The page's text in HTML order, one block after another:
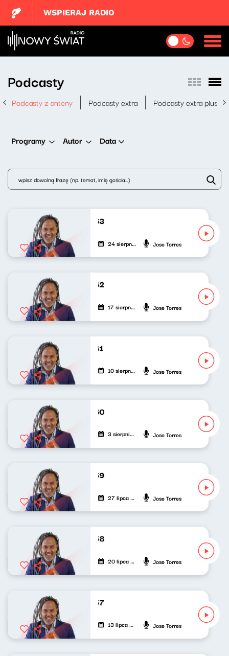
WSPIERAJ RADIO
Podcasty
Podcasty z anteny Podcasty extra Podcasty extra plus
Programy Autor Data
De Cuba, Su Musica 263
24 sierpnia 2025 Jose Torres
De Cuba, Su Musica 262
17 sierpnia 2025 Jose Torres
De Cuba, Su Musica 261
10 sierpnia 2025 Jose Torres
De Cuba, Su Musica 260
3 sierpnia 2025 Jose Torres
De Cuba, Su Musica 259
27 lipca 2025 Jose Torres
De Cuba, Su Musica 258
20 lipca 2025 Jose Torres
De Cuba, Su Musica 257
13 lipca 2025 Jose Torres